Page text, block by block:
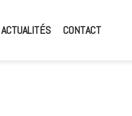
ACTUALITÉS CONTACT